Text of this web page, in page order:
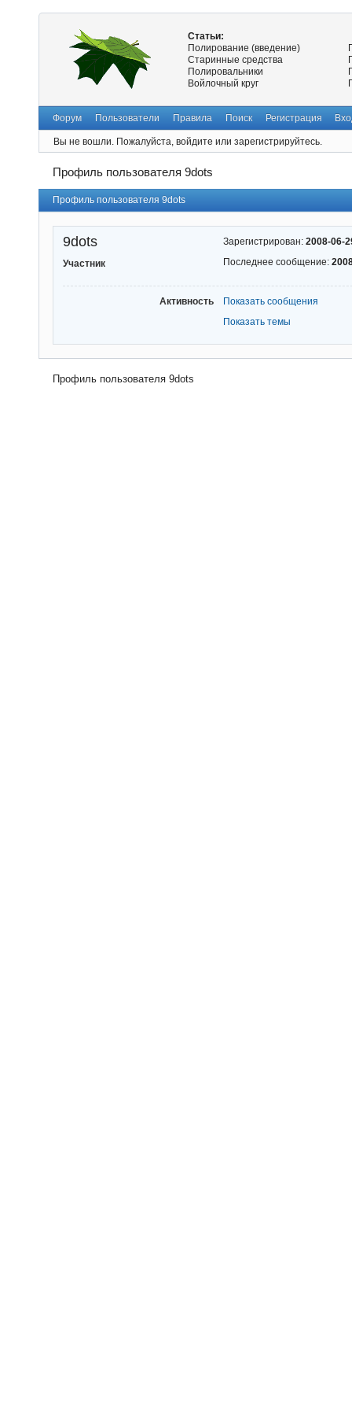
Статьи:
Полирование (введение)
Старинные средства
Полировальники
Войлочный круг
Форум Пользователи Правила Поиск Регистрация
Вы не вошли. Пожалуйста, войдите или зарегистрируйтесь.
Профиль пользователя 9dots
Профиль пользователя 9dots
9dots
Участник
Зарегистрирован: 2008-06-
Последнее сообщение:
Активность
Показать сообщения
Показать темы
Профиль пользователя 9dots